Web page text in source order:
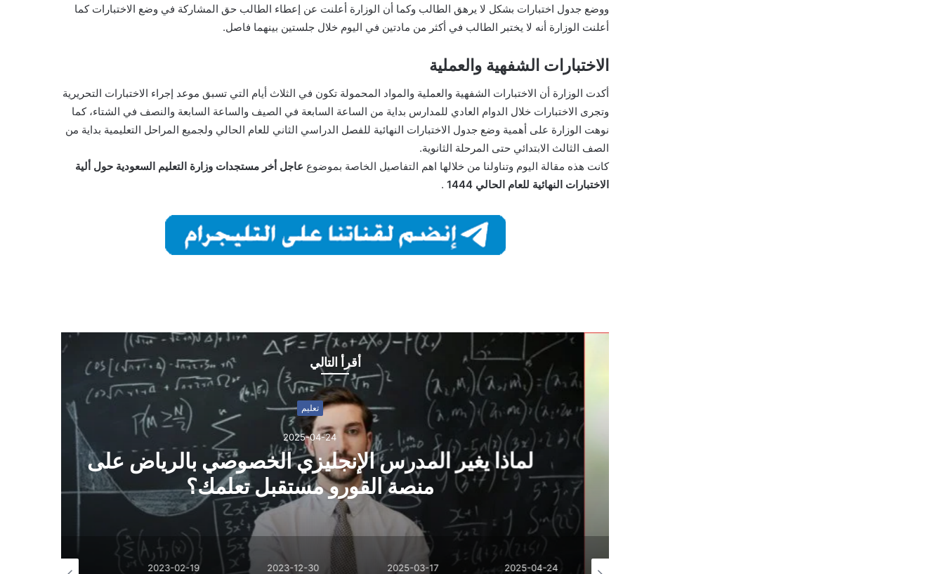
ووضع جدول اختبارات بشكل لا يرهق الطالب وكما أن الوزارة أعلنت عن إعطاء الطالب حق المشاركة في وضع الاختبارات كما
أعلنت الوزارة أنه لا يختبر الطالب في أكثر من مادتين في اليوم خلال جلستين بينهما فاصل.
الاختبارات الشفهية والعملية
أكدت الوزارة أن الاختبارات الشفهية والعملية والمواد المحمولة تكون في الثلاث أيام التي تسبق موعد إجراء الاختبارات التحريرية
وتجرى الاختبارات خلال الدوام العادي للمدارس بداية من الساعة السابعة في الصيف والساعة السابعة والنصف في الشتاء، كما
نوهت الوزارة على أهمية وضع جدول الاختبارات النهائية للفصل الدراسي الثاني للعام الحالي ولجميع المراحل التعليمية بداية من
الصف الثالث الابتدائي حتى المرحلة الثانوية.
كانت هذه مقالة اليوم وتناولنا من خلالها اهم التفاصيل الخاصة بموضوع عاجل أخر مستجدات وزارة التعليم السعودية حول ألية
الاختبارات النهائية للعام الحالي 1444
.
أقرأ التالي
تعليم
2025-04-24
لماذا يغير المدرس الإنجليزي الخصوصي بالرياض على
منصة القورو مستقبل تعلمك؟
2025-04-24
2025-03-17
2023-12-30
2023-02-19
2023-02-19